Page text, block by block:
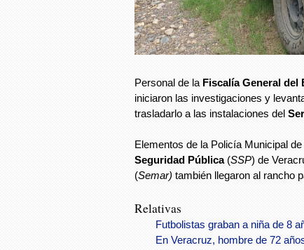
Personal de la Fiscalía General del
iniciaron las investigaciones y
trasladarlo a las instalaciones del
Elementos de la Policía Municipal
Seguridad Pública(SSP) de
(Semar) también llegaron al rancho
Relativas
Futbolistas graban a niña de 8
En Veracruz, hombre de 72